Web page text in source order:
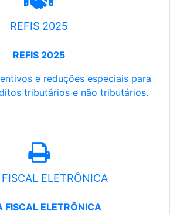
REFIS 2025
REFIS 2025
e reduções especiais para
tributários e não tributários.
ELETRÔNICA
FISCAL ELETRÔNICA